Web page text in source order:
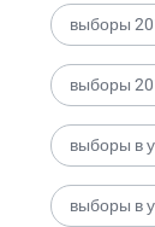
выборы
выборы
выборы в
выборы в